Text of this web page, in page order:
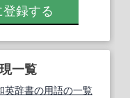
登録する
一覧
英辞書の用語の一覧